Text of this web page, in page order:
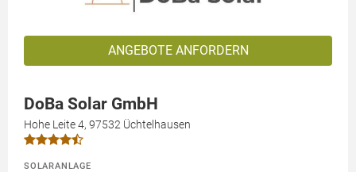
ANGEBOTE ANFORDERN
DoBa Solar GmbH
Hohe Leite 4, 97532 Üchtelhausen
SOLARANLAGE